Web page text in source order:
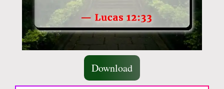
Download